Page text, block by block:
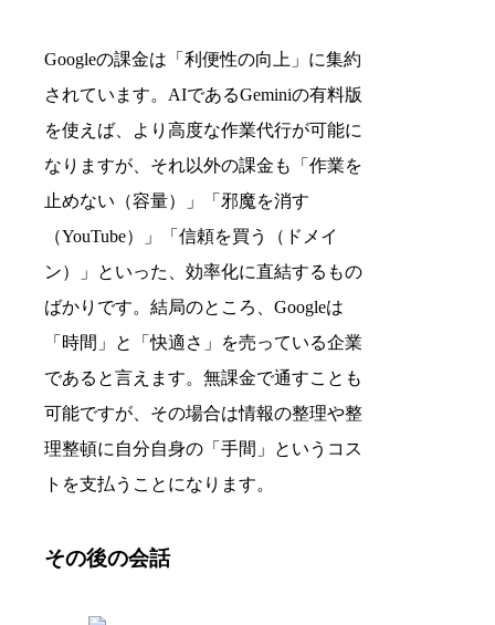
Googleの課金は「利便性の向上」に集約
されています。AIであるGeminiの有料版
を使えば、より高度な作業代行が可能に
なりますが、それ以外の課金も「作業を
止めない（容量）」「邪魔を消す
（YouTube）」「信頼を買う（ドメイ
ン）」といった、効率化に直結するもの
ばかりです。結局のところ、Googleは
「時間」と「快適さ」を売っている企業
であると言えます。無課金で通すことも
可能ですが、その場合は情報の整理や整
理整頓に自分自身の「手間」というコス
トを支払うことになります。
その後の会話